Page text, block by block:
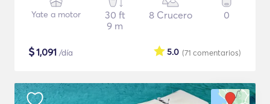
Yate a motor
30 ft
9 m
8 Crucero 0
$1,091 /día (71 comentarios)
5.0